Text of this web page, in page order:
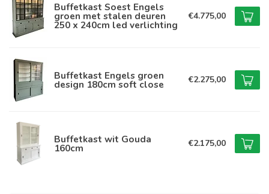
Buffetkast Soest Engels
groen met stalen deuren
250 x 240cm led verlichting
€4.775,00
Buffetkast Engels groen
design 180cm soft close €2.275,00
Buffetkast wit Gouda
160cm €2.175,00